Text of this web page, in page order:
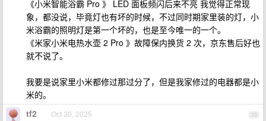
《小米智能浴霸 Pro 》 LED 面板频闪后来不亮 我觉得正常现
象，都没说，毕竟灯也有坏的时候，不过同时期家里装的灯，小
米浴霸的照明灯是第一个坏的，也是至今唯一的一个。
《米家小米电热水壶 2 Pro 》故障保内换货 2 次，京东售后好也
就不说了。
我要是说家里小米都修过那过分了，但是我家修过的电器都是小
米的。
29
tf2 Oct 30, 2025